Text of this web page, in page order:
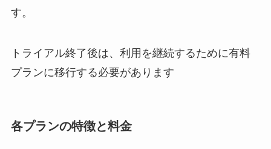
す。
トライアル終了後は、利用を継続するために有料
プランに移行する必要があります
各プランの特徴と料金